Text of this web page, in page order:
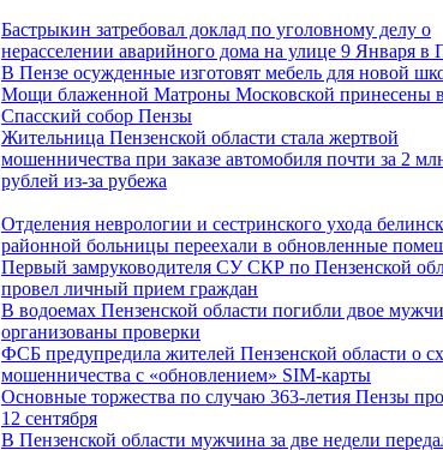
Бастрыкин затребовал доклад по уголовному делу о
нерасселении аварийного дома на улице 9 Января в
В Пензе осужденные изготовят мебель для новой
Мощи блаженной Матроны Московской принесены в
Спасский собор Пензы
Жительница Пензенской области стала жертвой
мошенничества при заказе автомобиля почти за 2
рублей из-за рубежа
Отделения неврологии и сестринского ухода
районной больницы переехали в обновленные
Первый замруководителя СУ СКР по Пензенской
провел личный прием граждан
В водоемах Пензенской области погибли двое
организованы проверки
ФСБ предупредила жителей Пензенской области о
мошенничества c «обновлением» SIM-карты
Основные торжества по случаю 363-летия Пензы
12 сентября
В Пензенской области мужчина за две недели